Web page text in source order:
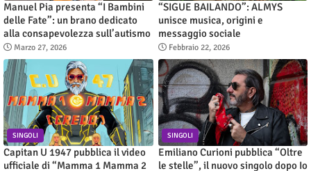
Manuel Pia presenta “I Bambini
delle Fate”: un brano dedicato
alla consapevolezza sull’autismo
Marzo 27, 2026
“SIGUE BAILANDO”: ALMYS
unisce musica, origini e
messaggio sociale
Febbraio 22, 2026
SINGOLI
Capitan U 1947 pubblica il video
ufficiale di “Mamma 1 Mamma 2
SINGOLI
Emiliano Curioni pubblica “Oltre
le stelle”, il nuovo singolo dopo Io